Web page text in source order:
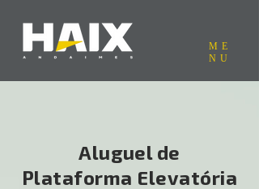
ME
NU
Aluguel de
Plataforma Elevatória